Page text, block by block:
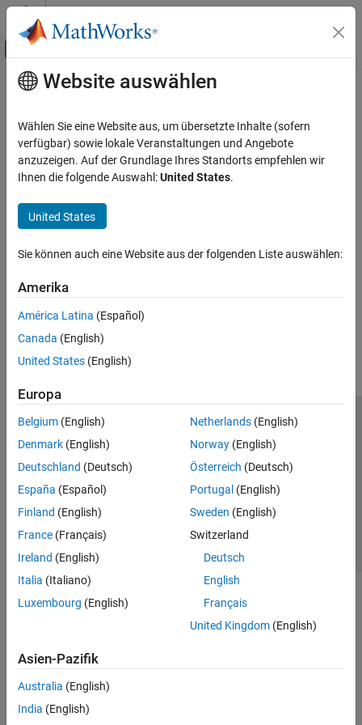
Weiter zum Inhalt
Umschaltung für Off-Canvas-
Startseite der Dokumentation
Hauptinhalt
How useful was this information?
Website auswählen
Wählen Sie eine Website aus, um übersetzte Inhalte (sofern
verfügbar) sowie lokale Veranstaltungen und Angebote
anzuzeigen. Auf der Grundlage Ihres Standorts empfehlen wir
Ihnen die folgende Auswahl:United States.
United States
Sie können auch eine Website aus der folgenden Liste auswählen:
Amerika
América Latina (Español)
Canada (English)
United States (English)
Europa
Belgium (English)
Denmark (English)
Deutschland (Deutsch)
España (Español)
Finland (English)
France (Français)
Ireland (English)
Italia (Italiano)
Luxembourg (English)
Netherlands(English)
Norway(English)
Österreich (Deutsch)
Portugal (English)
Sweden (English)
Switzerland
Deutsch
English
Français
United Kingdom(English)
Asien-Pazifik
Australia (English)
India (English)
Trust Center
Datenschutz-Richtlinien
Datendiebstahl verhindern
Status von Anwendungen
© 1994-2026 The MathWorks, Inc.
Website auswählen
Deutschland